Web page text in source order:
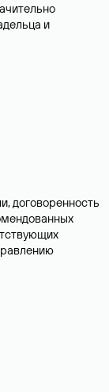
и
договоренность